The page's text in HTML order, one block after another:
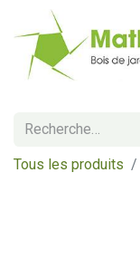
Tous les produits